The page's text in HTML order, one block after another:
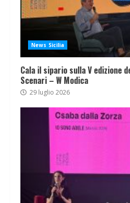
News Sicilia
Cala il sipario sulla V edizione
Scenari – W Modica
29 luglio 2026